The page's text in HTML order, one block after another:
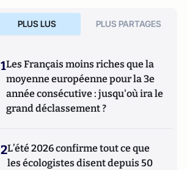
PLUS LUS PLUS PARTAGES
1Les Français moins riches que la
moyenne européenne pour la 3e
année consécutive : jusqu'où ira le
grand déclassement ?
2L’été 2026 confirme tout ce que
les écologistes disent depuis 50